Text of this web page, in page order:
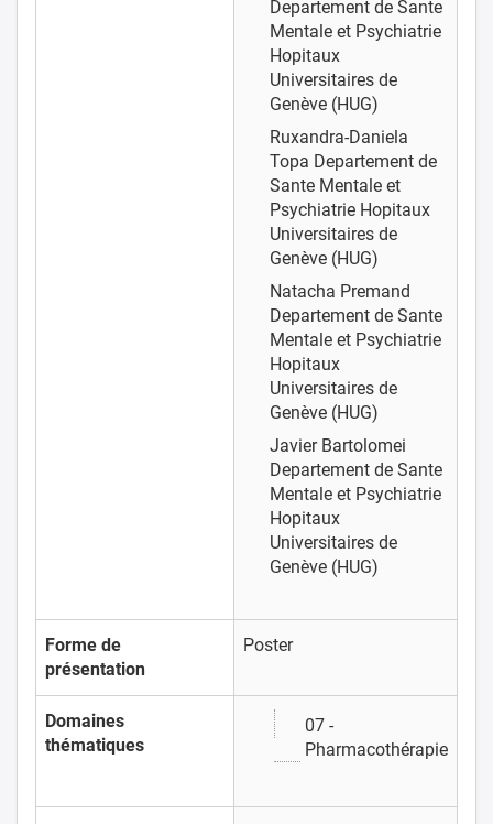
Departement de Sante
Mentale et Psychiatrie
Hopitaux
Universitaires de
Genève (HUG)
Ruxandra-Daniela
Topa Departement de
Sante Mentale et
Psychiatrie Hopitaux
Universitaires de
Genève (HUG)
Natacha Premand
Departement de Sante
Mentale et Psychiatrie
Hopitaux
Universitaires de
Genève (HUG)
Javier Bartolomei
Departement de Sante
Mentale et Psychiatrie
Hopitaux
Universitaires de
Genève (HUG)
Forme de
présentation
Poster
Domaines
thématiques
07 -
Pharmacothérapie